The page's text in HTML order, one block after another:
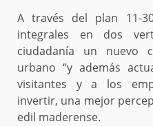
A través del plan 11-
integrales en dos
ciudadanía un nuevo
urbano “y además
visitantes y a los
invertir, una mejor
edil maderense.